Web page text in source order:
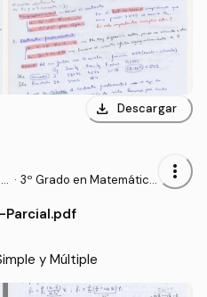
download Descargar
· 3º Grado en Matemática
more_vert
Parcial.pdf
y Múltiple